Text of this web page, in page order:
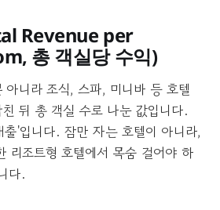
Revenue per
, 총 객실당 수익)
아니라 조식, 스파, 미니바 등 호텔
뒤 총 객실 수로 나눈 값입니다.
'입니다. 잠만 자는 호텔이 아니라,
리조트형 호텔에서 목숨 걸어야 하
다.